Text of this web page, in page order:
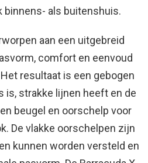
binnens- als buitenshuis.
aan een uitgebreid
comfort en eenvoud
resultaat is een gebogen
is, strakke lijnen heeft en de
beugel en oorschelp voor
De vlakke oorschelpen zijn
kunnen worden versteld en